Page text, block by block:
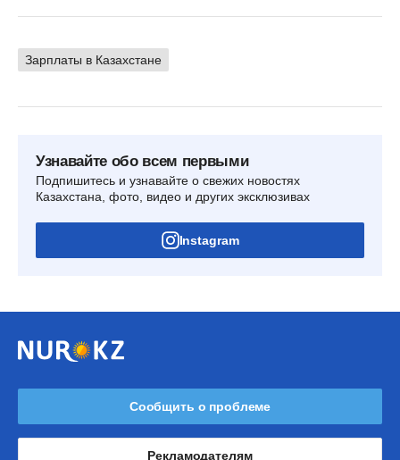
Зарплаты в Казахстане
Узнавайте обо всем первыми
Подпишитесь и узнавайте о свежих новостях
Казахстана, фото, видео и других эксклюзивах
Instagram
Сообщить о проблеме
Рекламодателям